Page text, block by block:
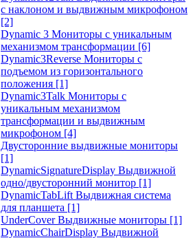
с наклоном и выдвижным микрофоном
[2]
Dynamic 3 Мониторы с уникальным
механизмом трансформации [6]
Dynamic3Reverse Мониторы с
подъемом из горизонтального
положения [1]
Dynamic3Talk Мониторы с
уникальным механизмом
трансформации и выдвижным
микрофоном [4]
Двусторонние выдвижные мониторы
[1]
DynamicSignatureDisplay Выдвижной
одно/двусторонний монитор [1]
DynamicTabLift Выдвижная система
для планшета [1]
UnderCover Выдвижные мониторы [1]
DynamicChairDisplay Выдвижной